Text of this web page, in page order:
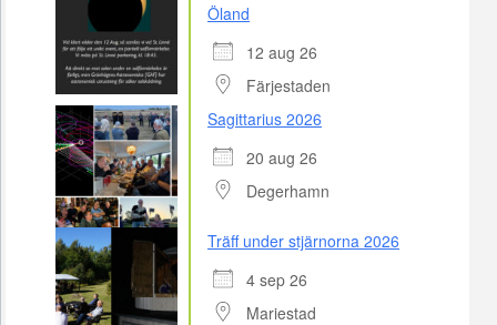
Öland
12 aug 26
Färjestaden
Sagittarius 2026
20 aug 26
Degerhamn
Träff under stjärnorna 2026
4 sep 26
Mariestad